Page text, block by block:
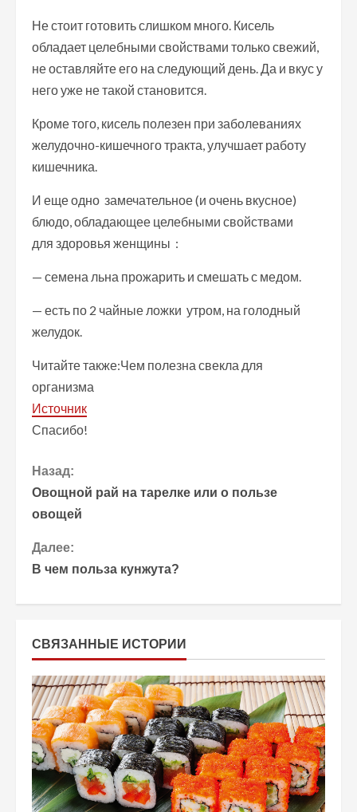
Не стоит готовить слишком много. Кисель
обладает целебными свойствами только свежий,
не оставляйте его на следующий день. Да и вкус у
него уже не такой становится.
Кроме того, кисель полезен при заболеваниях
желудочно-кишечного тракта, улучшает работу
кишечника.
И еще одно замечательное (и очень вкусное)
блюдо, обладающее целебными свойствами
для здоровья женщины :
— семена льна прожарить и смешать с медом.
— есть по 2 чайные ложки утром, на голодный
желудок.
Читайте также:Чем полезна свекла для
организма
Источник
Спасибо!
П
р
о
д
о
л
ж
и
т
ь
Назад:
Овощной рай на тарелке или о пользе
овощей
Далее:
В чем польза кунжута?
СВЯЗАННЫЕ ИСТОРИИ